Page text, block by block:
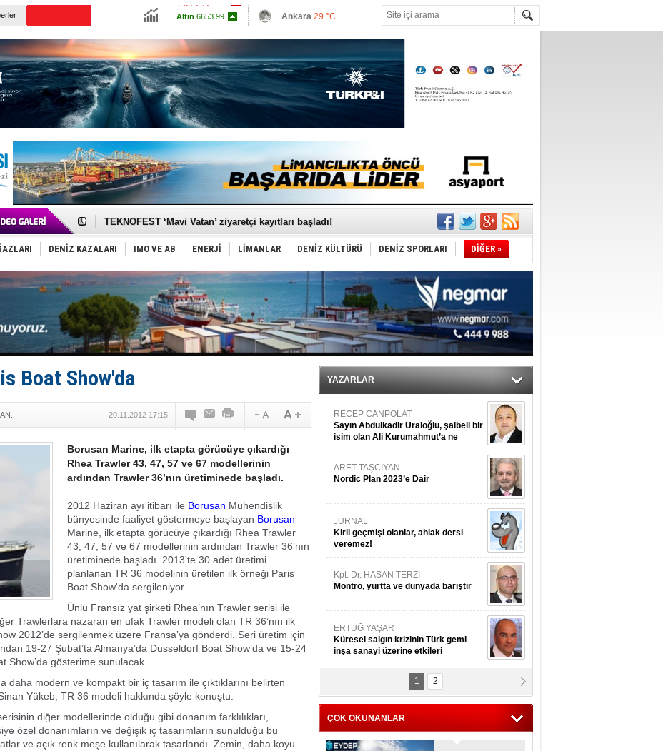
Altın 6653.99
Euro55.1873
Ankara 29 °C
Antalya29 °C
Muğla 32 °C
Çanakkale 30 °C
TAYK - Eker Olympos Regatta'da ilk start!
TEKNOFEST ‘Mavi Vatan’ ziyaretçi kayıtları başladı!
Tersane işçilerinin direnişi, kazanımla sonuçlandı
İngiliz aktivistler, gemide mahsur kaldı!
FESCO, Karadeniz'de yeni sevkiyat taleplerini durdurdu
DESE, BIMCO’ya katıldı
GİMBİRDER gemi inşa yan sanayinin sorunlarını tartıştı
35 milyon TL'lik tekne projesinde karar çıktı
İnsansız cankurtaran ihalesini BlueForge kazandı
Yüzyıl sonra ilk kez dünyaya açılan gizemli ada!
Anadolu Tersanesi EYDEP’te A sertifikası alan ilk tersane oldu
Derince, ILCA Masters Türkiye Şampiyonası’na ev sahipliği yapacak
Tüpraş, ham petrol taşımacılığına 4 yeni tanker daha ekliyor
İTU AUV, Dünya’da 2. oldu!
DENİZ KAZALARI IMO VE AB ENERJİ LİMANLAR DENİZ KÜLTÜRÜ DENİZ SPORLARI DİĞER »
Boat Show'da
20.11.2012 17:15
Borusan Marine, ilk etapta görücüye çıkardığı
Rhea Trawler 43, 47, 57 ve 67 modellerinin
ardından Trawler 36’nın üretiminede başladı.
2012 Haziran ayı itibarı ile Borusan Mühendislik
bünyesinde faaliyet göstermeye başlayan Borusan
Marine, ilk etapta görücüye çıkardığı Rhea Trawler
43, 47, 57 ve 67 modellerinin ardından Trawler 36’nın
üretiminede başladı. 2013'te 30 adet üretimi
planlanan TR 36 modelinin üretilen ilk örneği Paris
Boat Show'da sergileniyor
Ünlü Fransız yat şirketi Rhea’nın Trawler serisi ile
Trawlerlara nazaran en ufak Trawler modeli olan TR 36’nın ilk
2012’de sergilenmek üzere Fransa’ya gönderdi. Seri üretim için
19-27 Şubat’ta Almanya’da Dusseldorf Boat Show’da ve 15-24
Show’da gösterime sunulacak.
daha modern ve kompakt bir iç tasarım ile çıktıklarını belirten
Yükeb, TR 36 modeli hakkında şöyle konuştu:
diğer modellerinde olduğu gibi donanım farklılıkları,
özel donanımların ve değişik iç tasarımların sunulduğu bu
ve açık renk meşe kullanılarak tasarlandı. Zemin, daha koyu
YAZARLAR
RECEP CANPOLAT
Sayın Abdulkadir Uraloğlu, şaibeli bir
isim olan Ali Kurumahmut’a ne
danışıyorsunuz?
ARET TAŞCIYAN
Nordic Plan 2023’e Dair
JURNAL
Kirli geçmişi olanlar, ahlak dersi
veremez!
Kpt. Dr. HASAN TERZİ
Montrö, yurtta ve dünyada barıştır
ERTUĞ YAŞAR
Küresel salgın krizinin Türk gemi
inşa sanayi üzerine etkileri
Kpt. MESUT AZMİ GÖKSOY
ithafen...
1 2
ÇOK OKUNANLAR